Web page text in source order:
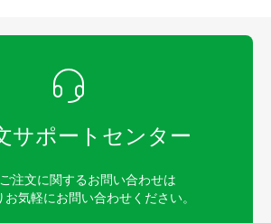
サポートセンター
注文に関するお問い合わせは
お気軽にお問い合わせください。